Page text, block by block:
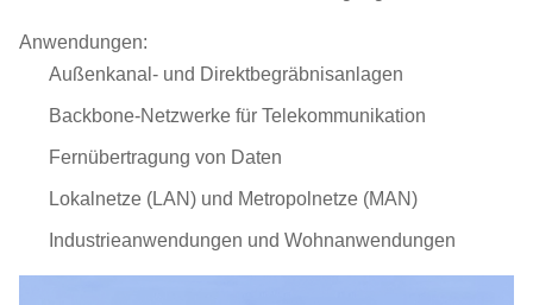
Anwendungen:
Außenkanal- und Direktbegräbnisanlagen
Backbone-Netzwerke für Telekommunikation
Fernübertragung von Daten
Lokalnetze (LAN) und Metropolnetze (MAN)
Industrieanwendungen und Wohnanwendungen